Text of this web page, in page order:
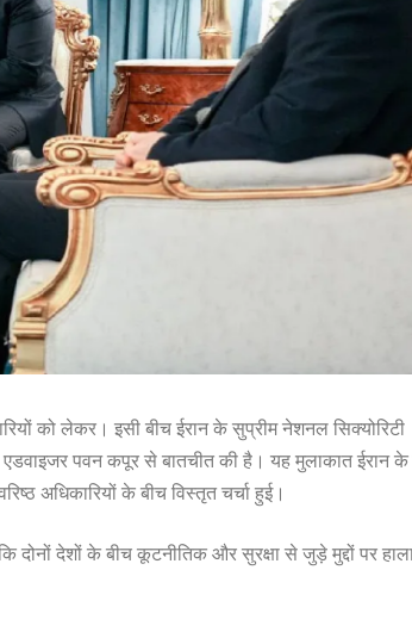
को लेकर। इसी बीच ईरान के सुप्रीम नेशनल सिक्योरिटी
पवन कपूर से बातचीत की है। यह मुलाकात ईरान
अधिकारियों के बीच विस्तृत चर्चा हुई।
देशों के बीच कूटनीतिक और सुरक्षा से जुड़े मुद्दों पर